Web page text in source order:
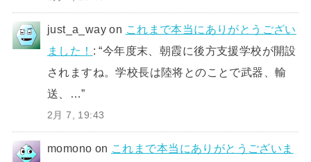
just_a_way on これまで本当にありがとうござい
ました！ : “今年度末、朝霞に後方支援学校が開設
されますね。学校長は陸将とのことで武器、輸
送、…”
2月 7, 19:43
momono on これまで本当にありがとうございま